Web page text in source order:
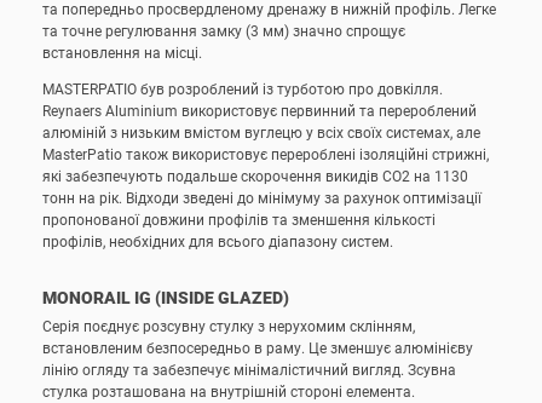
та попередньо просвердленому дренажу в нижній профіль. Легке
та точне регулювання замку (3 мм) значно спрощує
встановлення на місці.
MASTERPATIO був розроблений із турботою про довкілля.
Reynaers Aluminium використовує первинний та перероблений
алюміній з низьким вмістом вуглецю у всіх своїх системах, але
MasterPatio також використовує перероблені ізоляційні стрижні,
які забезпечують подальше скорочення викидів CO2 на 1130
тонн на рік. Відходи зведені до мінімуму за рахунок оптимізації
пропонованої довжини профілів та зменшення кількості
профілів, необхідних для всього діапазону систем.
MONORAIL IG (INSIDE GLAZED)
Серія поєднує розсувну стулку з нерухомим склінням,
встановленим безпосередньо в раму. Це зменшує алюмінієву
лінію огляду та забезпечує мінімалістичний вигляд. Зсувна
стулка розташована на внутрішній стороні елемента.